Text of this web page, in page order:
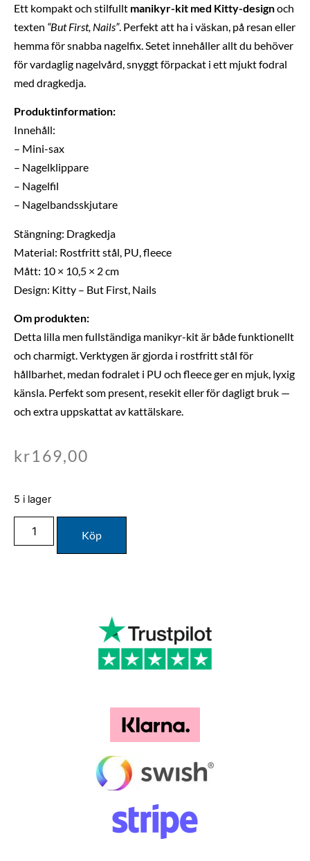
Ett kompakt och stilfullt manikyr-kit med Kitty-designoch
texten “But First, Nails”. Perfekt att ha i väskan, på resan eller
hemma för snabba nagelfix. Setet innehåller allt du behöver
för vardaglig nagelvård, snyggt förpackat i ett mjukt fodral
med dragkedja.
Produktinformation:
Innehåll:
– Mini-sax
– Nagelklippare
– Nagelfil
– Nagelbandsskjutare
Stängning: Dragkedja
Material: Rostfritt stål, PU, fleece
Mått: 10 × 10,5 × 2 cm
Design: Kitty – But First, Nails
Om produkten:
Detta lilla men fullständiga manikyr-kit är både funktionellt
och charmigt. Verktygen är gjorda i rostfritt stål för
hållbarhet, medan fodralet i PU och fleece ger en mjuk, lyxig
känsla. Perfekt som present, resekit eller för dagligt bruk —
och extra uppskattat av kattälskare.
kr169,00
5 i lager
Köp